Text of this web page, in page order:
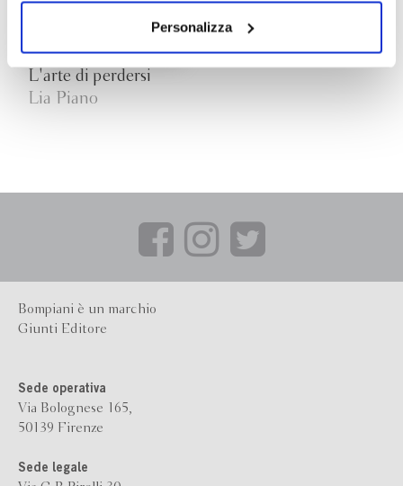
dei soli cookie tecnici. Selezionando “Accetta tutti” presti
il tuo consenso alla profilazione che potrai revocare in
ogni momentoRevoca
Personalizza
L'arte di perdersi
Lia Piano
Bompiani è un marchio
Giunti Editore
Sede operativa
Via Bolognese 165,
50139 Firenze
Sede legale